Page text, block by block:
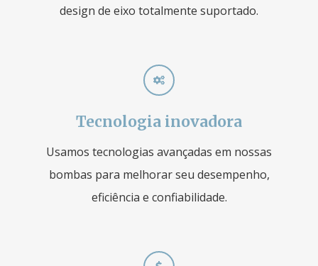
design de eixo totalmente suportado.
Tecnologia inovadora
Usamos tecnologias avançadas em nossas
bombas para melhorar seu desempenho,
eficiência e confiabilidade.